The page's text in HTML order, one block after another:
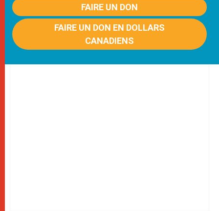
FAIRE UN DON
FAIRE UN DON EN DOLLARS
CANADIENS